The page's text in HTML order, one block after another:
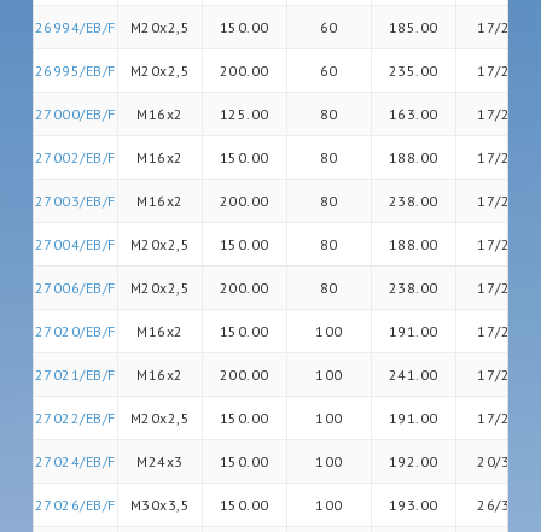
26994/EB/F M20x2,5 150.00 60 185.00 17/26
26995/EB/F M20x2,5 200.00 60 235.00 17/26
27000/EB/F M16x2 125.00 80 163.00 17/20
27002/EB/F M16x2 150.00 80 188.00 17/20
27003/EB/F M16x2 200.00 80 238.00 17/20
27004/EB/F M20x2,5 150.00 80 188.00 17/26
27006/EB/F M20x2,5 200.00 80 238.00 17/26
27020/EB/F M16x2 150.00 100 191.00 17/20
27021/EB/F M16x2 200.00 100 241.00 17/20
27022/EB/F M20x2,5 150.00 100 191.00 17/26
27024/EB/F M24x3 150.00 100 192.00 20/30
27026/EB/F M30x3,5 150.00 100 193.00 26/36